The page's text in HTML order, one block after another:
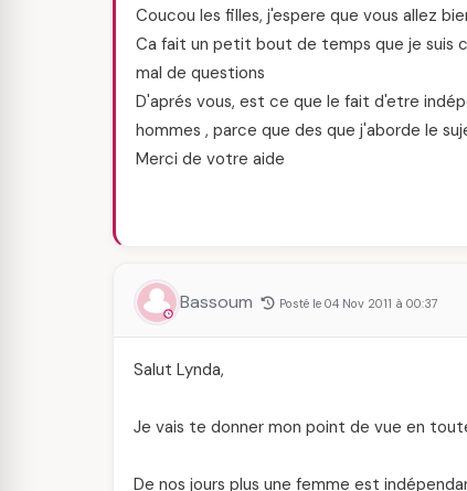
Coucou les filles, j'espere que vous allez
Ca fait un petit bout de temps que je suis
mal de questions
D'aprés vous, est ce que le fait d'etre
hommes , parce que des que j'aborde le
Merci de votre aide
Bassoum Posté le 04 Nov 2011 à 00:37
Salut Lynda,
Je vais te donner mon point de vue en
De nos jours plus une femme est